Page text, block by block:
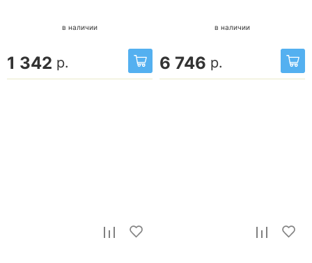
в наличии
1 342 р.
в наличии
6 746 р.